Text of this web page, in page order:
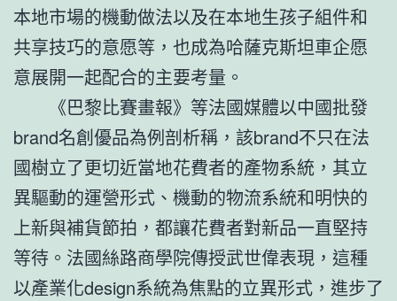
本地市場的機動做法以及在本地生孩子組件和
共享技巧的意愿等，也成為哈薩克斯坦車企愿
意展開一起配合的主要考量。
《巴黎比賽畫報》等法國媒體以中國批發
brand名創優品為例剖析稱，該brand不只在法
國樹立了更切近當地花費者的產物系統，其立
異驅動的運營形式、機動的物流系統和明快的
上新與補貨節拍，都讓花費者對新品一直堅持
等待。法國絲路商學院傳授武世偉表現，這種
以產業化design系統為焦點的立異形式，進步了